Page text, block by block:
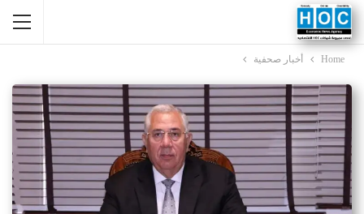
Home أخبار صحفية